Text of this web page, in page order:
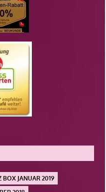
BOX JANUAR 2019